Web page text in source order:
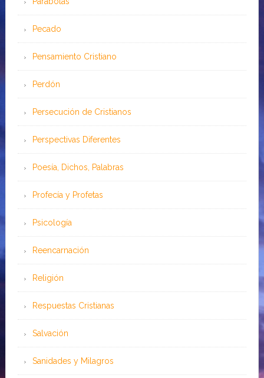
Pecado
Pensamiento Cristiano
Perdón
Persecución de Cristianos
Perspectivas Diferentes
Poesía, Dichos, Palabras
Profecía y Profetas
Psicología
Reencarnación
Religión
Respuestas Cristianas
Salvación
Sanidades y Milagros